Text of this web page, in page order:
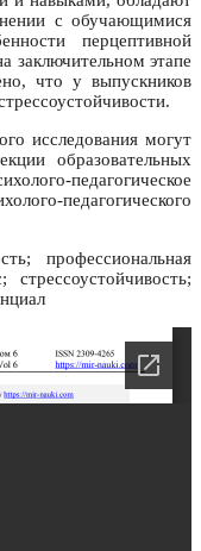
с обучающимися
перцептивной
заключительном этапе
что у выпускников
исследования могут
образовательных
педагогическое
педагогического
профессиональная